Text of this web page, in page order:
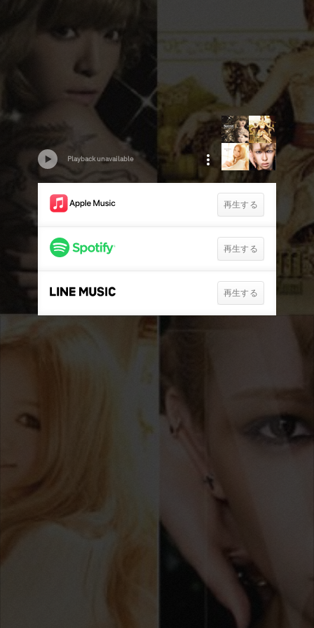
Playback unavailable
再生する
再生する
再生する